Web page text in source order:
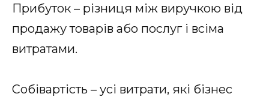
Прибуток – різниця між виручкою від
продажу товарів або послуг і всіма
витратами.
Собівартість – усі витрати, які бізнес